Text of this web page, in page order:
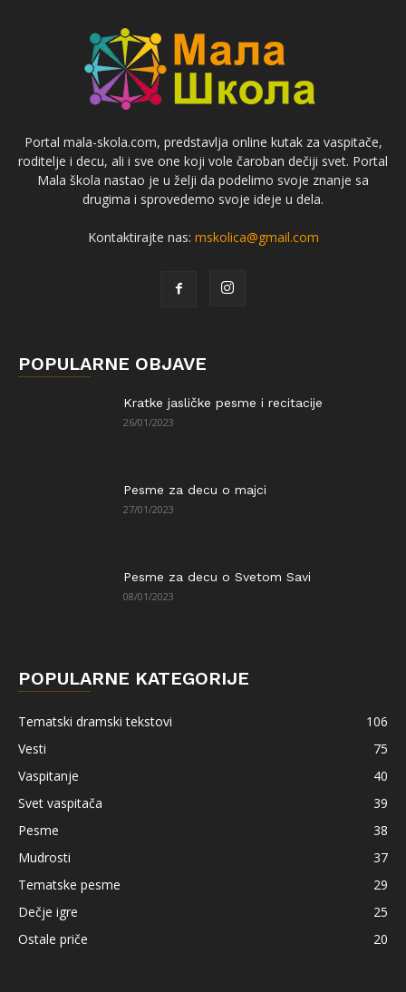
Portal mala-skola.com, predstavlja online kutak za vaspitače,
roditelje i decu, ali i sve one koji vole čaroban dečiji svet. Portal
Mala škola nastao je u želji da podelimo svoje znanje sa
drugima i sprovedemo svoje ideje u dela.
Kontaktirajte nas: mskolica@gmail.com
POPULARNE OBJAVE
Kratke jasličke pesme i recitacije
26/01/2023
Pesme za decu o majci
27/01/2023
Pesme za decu o Svetom Savi
08/01/2023
POPULARNE KATEGORIJE
Tematski dramski tekstovi
106
Vesti
75
Vaspitanje
40
Svet vaspitača
39
Pesme
38
Mudrosti
37
Tematske pesme
29
Dečje igre
25
Ostale priče
20